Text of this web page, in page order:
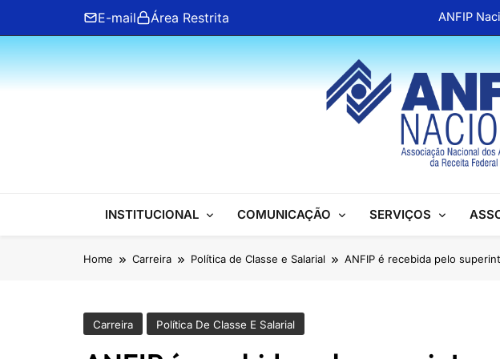
content
E-mail Área Restrita ANFIP
ANFIP
ANFIP Nacional
INSTITUCIONAL COMUNICAÇÃO SERVIÇOS
Home Carreira Política de Classe e Salarial ANFIP é recebida pelo
Carreira Política De Classe E Salarial